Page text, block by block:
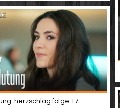
herzschlag folge 17